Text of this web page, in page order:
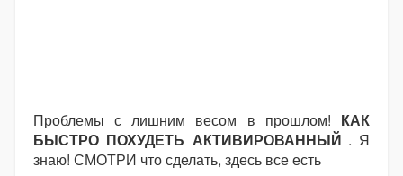
Проблемы с лишним весом в прошлом! КАК
БЫСТРО ПОХУДЕТЬ АКТИВИРОВАННЫЙ . Я
знаю! СМОТРИ что сделать, здесь все есть